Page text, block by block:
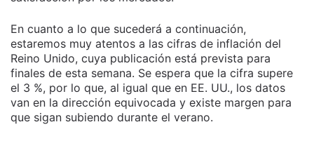
En cuanto a lo que sucederá a continuación,
estaremos muy atentos a las cifras de inflación del
Reino Unido, cuya publicación está prevista para
finales de esta semana. Se espera que la cifra supere
el 3 %, por lo que, al igual que en EE. UU., los datos
van en la dirección equivocada y existe margen para
que sigan subiendo durante el verano.